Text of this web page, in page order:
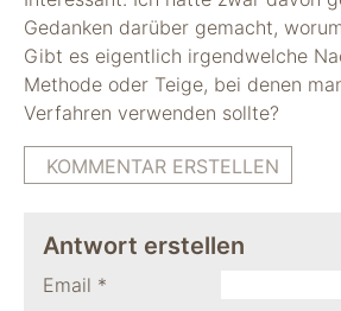
Gedanken darüber gemacht,
Gibt es eigentlich irgendwelche
Methode oder Teige, bei denen
Verfahren verwenden sollte?
KOMMENTAR ERSTELLEN
Antwort erstellen
Email *